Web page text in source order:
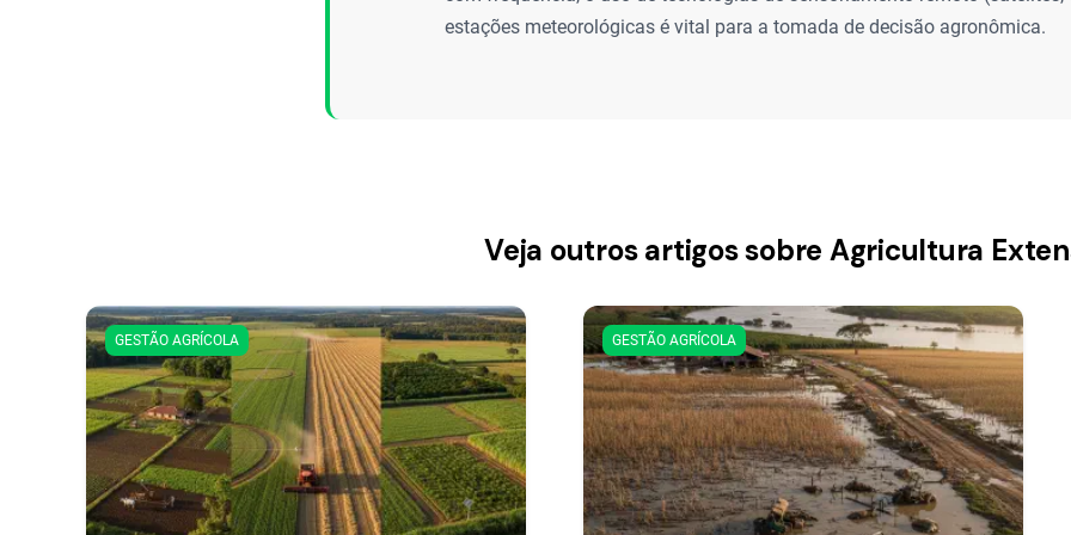
estações meteorológicas é vital para a tomada de decisão agronômica.
Veja outros artigos sobre Agricultura
GESTÃO AGRÍCOLA GESTÃO AGRÍCOLA